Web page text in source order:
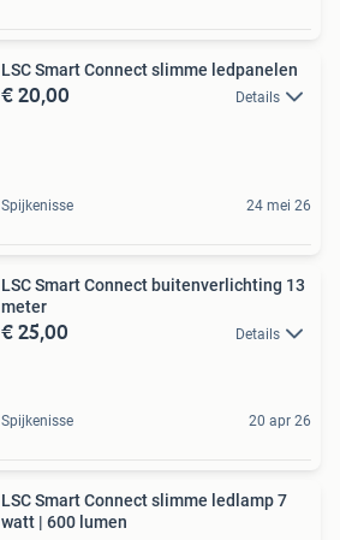
LSC Smart Connect slimme ledpanelen
€ 20,00 Details
Spijkenisse 24 mei 26
LSC Smart Connect buitenverlichting 13
meter
€ 25,00 Details
Spijkenisse 20 apr 26
LSC Smart Connect slimme ledlamp 7
watt | 600 lumen